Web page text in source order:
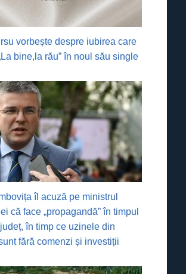
vorbește despre iubirea care
bine,la rău” în noul său single
îl acuză pe ministrul
că face „propagandă” în timpul
în timp ce uzinele din
fără comenzi și investiții